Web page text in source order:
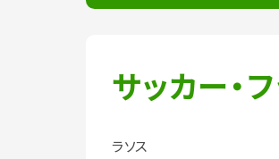
サッカー・
ラソス